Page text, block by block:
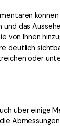
das
von Ihnen
deutlich
oder
über einige